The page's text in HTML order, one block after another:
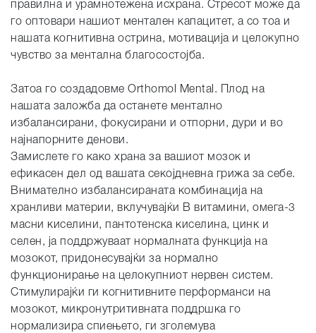
правилна и урамнотежена исхрана. Стресот може да
го оптовари нашиот ментален капацитет, а со тоа и
нашата когнитивна острина, мотивација и целокупно
чувство за ментална благосостојба.
Затоа го создадовме Orthomol Mental. Плод на
нашата заложба да останете ментално
избалансирани, фокусирани и отпорни, дури и во
најнапорните денови.
Замислете го како храна за вашиот мозок и
ефикасен дел од вашата секојдневна грижа за себе.
Внимателно избалансираната комбинација на
хранливи материи, вклучувајќи B витамини, омега-3
масни киселини, пантотенска киселина, цинк и
селен, ја поддржуваат нормалната функција на
мозокот, придонесувајќи за нормално
функционирање на целокупниот нервен систем.
Стимулирајќи ги когнитивните перформанси на
мозокот, микронутритивната поддршка го
нормализира спиењето, ги зголемува